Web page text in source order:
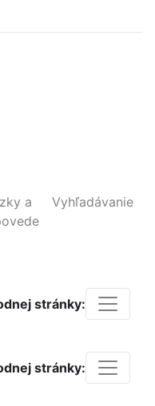
a
Vyhľadávanie
stránky:
stránky: